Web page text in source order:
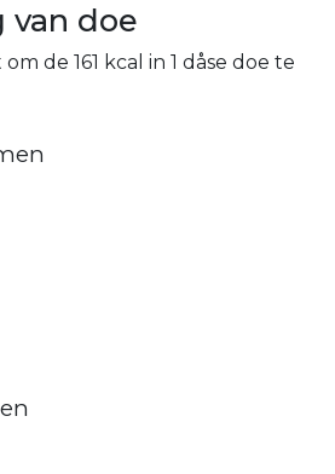
van doe
de 161 kcal in 1 dåse doe te